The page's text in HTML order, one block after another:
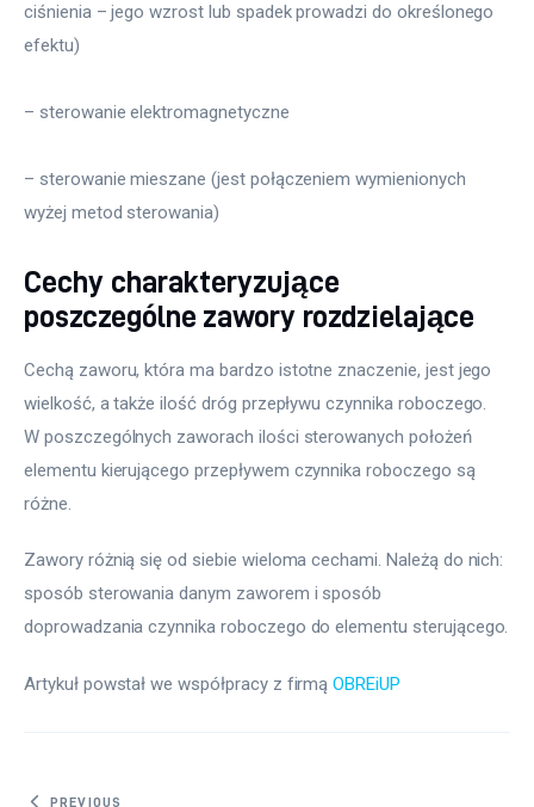
ciśnienia – jego wzrost lub spadek prowadzi do określonego
efektu)
– sterowanie elektromagnetyczne
– sterowanie mieszane (jest połączeniem wymienionych
wyżej metod sterowania)
Cechy charakteryzujące
poszczególne zawory rozdzielające
Cechą zaworu, która ma bardzo istotne znaczenie, jest jego
wielkość, a także ilość dróg przepływu czynnika roboczego.
W poszczególnych zaworach ilości sterowanych położeń
elementu kierującego przepływem czynnika roboczego są
różne.
Zawory różnią się od siebie wieloma cechami. Należą do nich:
sposób sterowania danym zaworem i sposób
doprowadzania czynnika roboczego do elementu sterującego.
Artykuł powstał we współpracy z firmą OBREiUP
PREVIOUS